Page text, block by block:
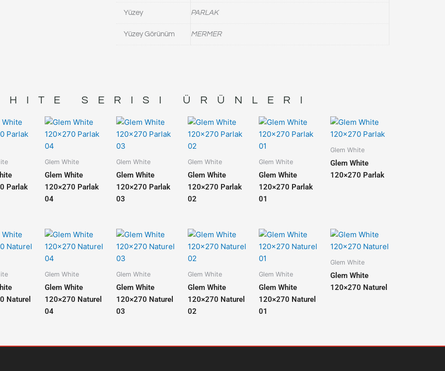
Yüzey PARLAK
Yüzey Görünüm MERMER
SERISI ÜRÜNLERI
Parlak
Glem White
Glem White
120×270 Parlak
04
Glem White
Glem White
120×270 Parlak
03
Glem White
Glem White
120×270 Parlak
02
Glem White
Glem White
120×270 Parlak
01
Glem White
Glem White
120×270 Parlak
Naturel
Glem White
Glem White
120×270 Naturel
04
Glem White
Glem White
120×270 Naturel
03
Glem White
Glem White
120×270 Naturel
02
Glem White
Glem White
120×270 Naturel
01
Glem White
Glem White
120×270 Naturel